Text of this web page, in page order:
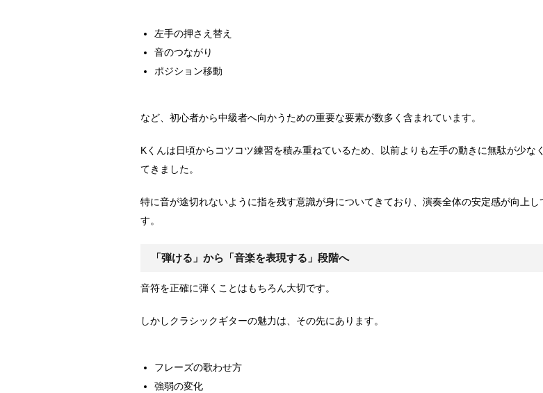
左手の押さえ替え
音のつながり
ポジション移動
など、初心者から中級者へ向かうための重要な要素が数多く含まれています。
Kくんは日頃からコツコツ練習を積み重ねているため、以前よりも左手の動きに無駄が少な
てきました。
特に音が途切れないように指を残す意識が身についてきており、演奏全体の安定感が向上し
す。
「弾ける」から「音楽を表現する」段階へ
音符を正確に弾くことはもちろん大切です。
しかしクラシックギターの魅力は、その先にあります。
フレーズの歌わせ方
強弱の変化